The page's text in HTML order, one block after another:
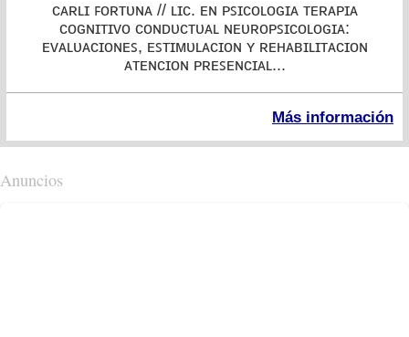
ᴄᴀʀʟɪ ꜰᴏʀᴛᴜɴᴀ // ʟɪᴄ. ᴇɴ ᴘꜱɪᴄᴏʟᴏɢɪᴀ ᴛᴇʀᴀᴘɪᴀ
ᴄᴏɢɴɪᴛɪᴠᴏ ᴄᴏɴᴅᴜᴄᴛᴜᴀʟ ɴᴇᴜʀᴏᴘꜱɪᴄᴏʟᴏɢɪᴀ:
ᴇᴠᴀʟᴜᴀᴄɪᴏɴᴇꜱ, ᴇꜱᴛɪᴍᴜʟᴀᴄɪᴏɴ ʏ ʀᴇʜᴀʙɪʟɪᴛᴀᴄɪᴏɴ
ᴀᴛᴇɴᴄɪᴏɴ ᴘʀᴇꜱᴇɴᴄɪᴀʟ...
Más información
Anuncios